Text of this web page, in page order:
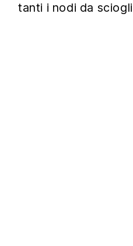
tanti i nodi da